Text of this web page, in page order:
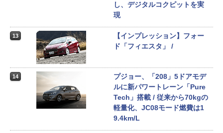
し、デジタルコクピットを実
現
13
【インプレッション】フォー
ド「フィエスタ」 /
14
プジョー、「208」5ドアモデ
ルに新パワートレーン「Pure
Tech」搭載 / 従来から70kgの
軽量化、JC08モード燃費は1
9.4km/L